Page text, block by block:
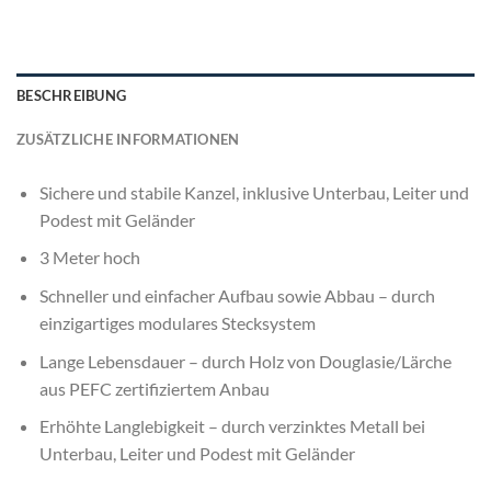
BESCHREIBUNG
ZUSÄTZLICHE INFORMATIONEN
Sichere und stabile Kanzel, inklusive Unterbau, Leiter und
Podest mit Geländer
3 Meter hoch
Schneller und einfacher Aufbau sowie Abbau – durch
einzigartiges modulares Stecksystem
Lange Lebensdauer – durch Holz von Douglasie/Lärche
aus PEFC zertifiziertem Anbau
Erhöhte Langlebigkeit – durch verzinktes Metall bei
Unterbau, Leiter und Podest mit Geländer